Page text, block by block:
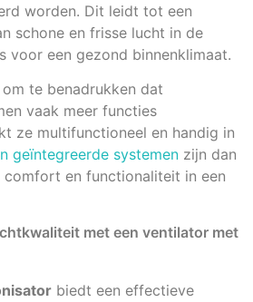
worden. Dit leidt tot een
schone en frisse lucht in de
voor een gezond binnenklimaat.
te benadrukken dat
vaak meer functies
ze multifunctioneel en handig in
geïntegreerde systemen zijn dan
en functionaliteit in een
met een ventilator met
biedt een effectieve